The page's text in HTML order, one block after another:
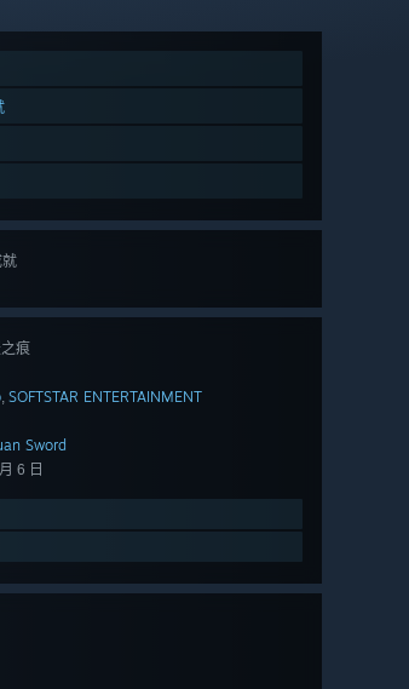
痕
, SOFTSTAR ENTERTAINMENT
Sword
6 日